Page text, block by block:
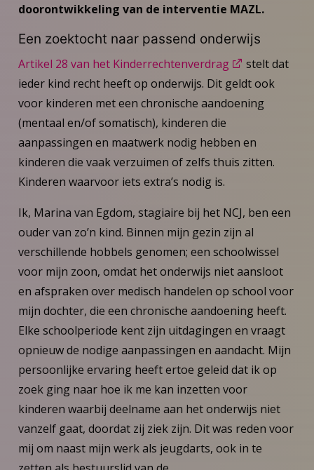
doorontwikkeling van de interventie MAZL.
Een zoektocht naar passend onderwijs
Artikel 28 van het Kinderrechtenverdrag
stelt dat
ieder kind recht heeft op onderwijs. Dit geldt ook
voor kinderen met een chronische aandoening
(mentaal en/of somatisch), kinderen die
aanpassingen en maatwerk nodig hebben en
kinderen die vaak verzuimen of zelfs thuis zitten.
Kinderen waarvoor iets extra’s nodig is.
Ik, Marina van Egdom, stagiaire bij het NCJ, ben een
ouder van zo’n kind. Binnen mijn gezin zijn al
verschillende hobbels genomen; een schoolwissel
voor mijn zoon, omdat het onderwijs niet aansloot
en afspraken over medisch handelen op school voor
mijn dochter, die een chronische aandoening heeft.
Elke schoolperiode kent zijn uitdagingen en vraagt
opnieuw de nodige aanpassingen en aandacht. Mijn
persoonlijke ervaring heeft ertoe geleid dat ik op
zoek ging naar hoe ik me kan inzetten voor
kinderen waarbij deelname aan het onderwijs niet
vanzelf gaat, doordat zij ziek zijn. Dit was reden voor
mij om naast mijn werk als jeugdarts, ook in te